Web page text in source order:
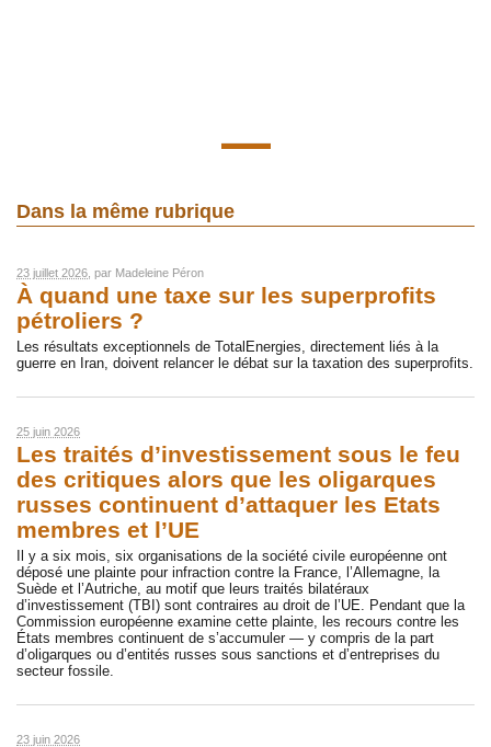
Dans la même rubrique
23 juillet 2026 , par Madeleine Péron
À quand une taxe sur les superprofits
pétroliers ?
Les résultats exceptionnels de TotalEnergies, directement liés à la
guerre en Iran, doivent relancer le débat sur la taxation des superprofits.
25 juin 2026
Les traités d’investissement sous le feu
des critiques alors que les oligarques
russes continuent d’attaquer les Etats
membres et l’UE
Il y a six mois, six organisations de la société civile européenne ont
déposé une plainte pour infraction contre la France, l’Allemagne, la
Suède et l’Autriche, au motif que leurs traités bilatéraux
d’investissement (TBI) sont contraires au droit de l’UE. Pendant que la
Commission européenne examine cette plainte, les recours contre les
États membres continuent de s’accumuler — y compris de la part
d’oligarques ou d’entités russes sous sanctions et d’entreprises du
secteur fossile.
23 juin 2026